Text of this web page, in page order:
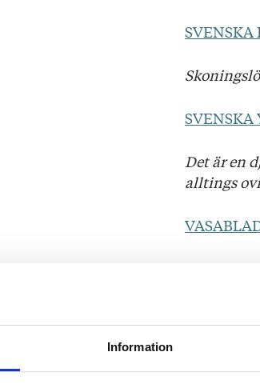
Information
SVENSKA
SVENSKA
Det är en
alltings
Så blir
när det
utväxling
minnenas
sig tätt
mer